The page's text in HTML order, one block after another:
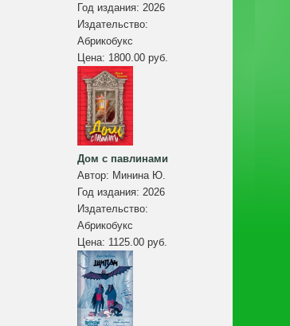
Год издания: 2026
Издательство:
Абрикобукс
Цена: 1800.00 руб.
Дом с павлинами
Автор: Минина Ю.
Год издания: 2026
Издательство:
Абрикобукс
Цена: 1125.00 руб.